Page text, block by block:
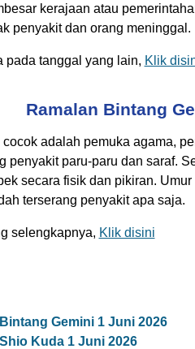
kerajaan atau
penyakit dan orang meninggal.
pada tanggal yang lain, Klik
Ramalan Bintang
adalah pemuka agama,
penyakit paru-paru dan saraf.
secara fisik dan pikiran.
terserang penyakit apa saja.
selengkapnya, Klik disini
Gemini 1 Juni 2026
Kuda 1 Juni 2026